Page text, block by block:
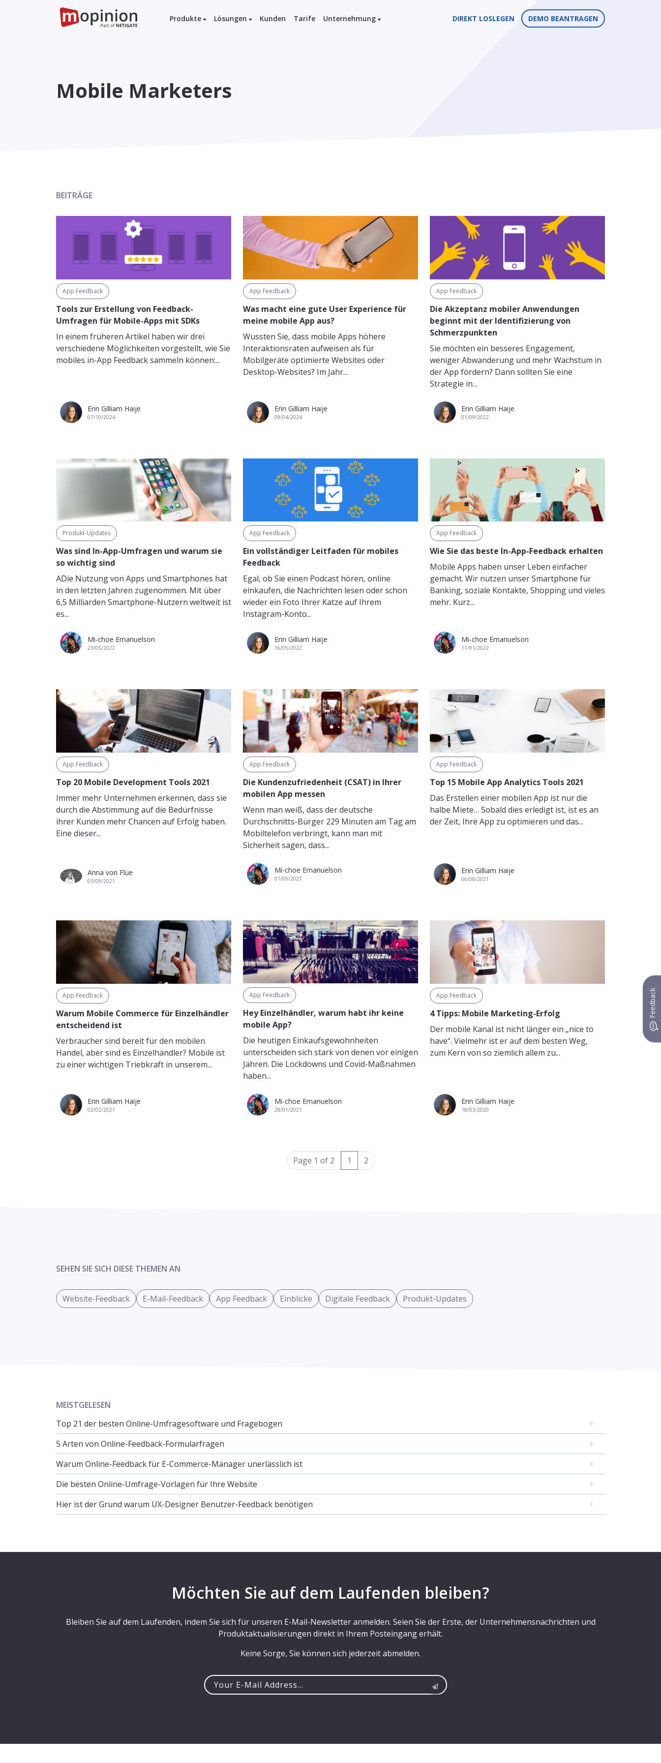
Produkte Lösungen Kunden Tarife Unternehmung DIREKT LOSLEGEN DEMO BEANTRAGEN
Mobile Marketers
BEITRÄGE
App Feedback
Tools zur Erstellung von Feedback-
Umfragen für Mobile-Apps mit SDKs
In einem früheren Artikel haben wir drei
verschiedene Möglichkeiten vorgestellt, wie Sie
mobiles in-App Feedback sammeln können:...
Erin Gilliam Haije
07/10/2024
App Feedback
Was macht eine gute User Experience für
meine mobile App aus?
Wussten Sie, dass mobile Apps höhere
Interaktionsraten aufweisen als für
Mobilgeräte optimierte Websites oder
Desktop-Websites? Im Jahr...
Erin Gilliam Haije
09/04/2024
App Feedback
Die Akzeptanz mobiler Anwendungen
beginnt mit der Identifizierung von
Schmerzpunkten
Sie möchten ein besseres Engagement,
weniger Abwanderung und mehr Wachstum in
der App fördern? Dann sollten Sie eine
Strategie in...
Erin Gilliam Haije
01/09/2022
Produkt-Updates
Was sind In-App-Umfragen und warum sie
so wichtig sind
ADie Nutzung von Apps und Smartphones hat
in den letzten Jahren zugenommen. Mit über
6,5 Milliarden Smartphone-Nutzern weltweit ist
es...
Mi-choe Emanuelson
23/05/2022
App Feedback
Ein vollständiger Leitfaden für mobiles
Feedback
Egal, ob Sie einen Podcast hören, online
einkaufen, die Nachrichten lesen oder schon
wieder ein Foto Ihrer Katze auf Ihrem
Instagram-Konto...
Erin Gilliam Haije
16/05/2022
App Feedback
Wie Sie das beste In-App-Feedback erhalten
Mobile Apps haben unser Leben einfacher
gemacht. Wir nutzen unser Smartphone für
Banking, soziale Kontakte, Shopping und vieles
mehr. Kurz...
Mi-choe Emanuelson
11/01/2022
App Feedback
Top 20 Mobile Development Tools 2021
Immer mehr Unternehmen erkennen, dass sie
durch die Abstimmung auf die Bedürfnisse
ihrer Kunden mehr Chancen auf Erfolg haben.
Eine dieser...
Anna von Flüe
03/09/2021
App Feedback
Die Kundenzufriedenheit (CSAT) in Ihrer
mobilen App messen
Wenn man weiß, dass der deutsche
Durchschnitts-Bürger 229 Minuten am Tag am
Mobiltelefon verbringt, kann man mit
Sicherheit sagen, dass...
Mi-choe Emanuelson
01/09/2021
App Feedback
Top 15 Mobile App Analytics Tools 2021
Das Erstellen einer mobilen App ist nur die
halbe Miete… Sobald dies erledigt ist, ist es an
der Zeit, Ihre App zu optimieren und das...
Erin Gilliam Haije
06/08/2021
App Feedback
Warum Mobile Commerce für Einzelhändler
entscheidend ist
Verbraucher sind bereit für den mobilen
Handel, aber sind es Einzelhändler? Mobile ist
zu einer wichtigen Triebkraft in unserem...
Erin Gilliam Haije
02/02/2021
App Feedback
Hey Einzelhändler, warum habt ihr keine
mobile App?
Die heutigen Einkaufsgewohnheiten
unterscheiden sich stark von denen vor einigen
Jahren. Die Lockdowns und Covid-Maßnahmen
haben...
Mi-choe Emanuelson
28/01/2021
App Feedback
4 Tipps: Mobile Marketing-Erfolg
Der mobile Kanal ist nicht länger ein „nice to
have“. Vielmehr ist er auf dem besten Weg,
zum Kern von so ziemlich allem zu...
Erin Gilliam Haije
18/03/2020
Page 1 of 2 1 (current)
2
SEHEN SIE SICH DIESE THEMEN AN
Website-Feedback E-Mail-Feedback App Feedback Einblicke Digitale Feedback Produkt-Updates
MEISTGELESEN
Top 21 der besten Online-Umfragesoftware und Fragebogen
5 Arten von Online-Feedback-Formularfragen
Warum Online-Feedback für E-Commerce-Manager unerlässlich ist
Die besten Online-Umfrage-Vorlagen für Ihre Website
Hier ist der Grund warum UX-Designer Benutzer-Feedback benötigen
Möchten Sie auf dem Laufenden bleiben?
Bleiben Sie auf dem Laufenden, indem Sie sich für unseren E-Mail-Newsletter anmelden. Seien Sie der Erste, der Unternehmensnachrichten und
Produktaktualisierungen direkt in Ihrem Posteingang erhält.
Keine Sorge, Sie können sich jederzeit abmelden.
Feedback